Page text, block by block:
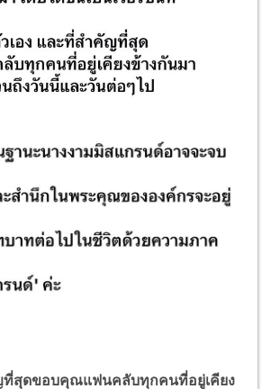
ขอบคุณแฟนคลับทุกคนที่อยู่เคียง